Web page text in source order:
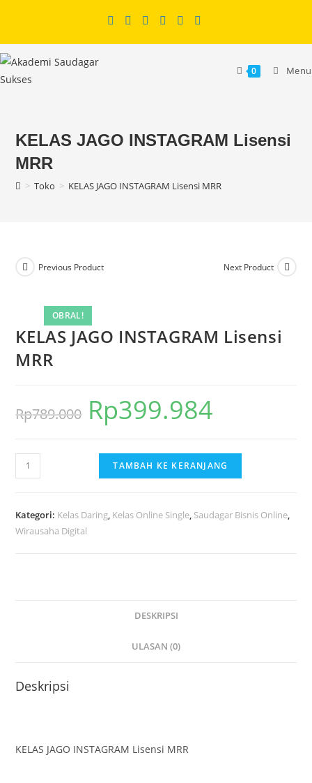
content
0 Menu
KELAS JAGO INSTAGRAM Lisensi
MRR
> Toko > KELAS JAGO INSTAGRAM Lisensi MRR
OBRAL!
Previous Product Next Product
KELAS JAGO INSTAGRAM Lisensi
MRR
Rp789.000
Harga
aslinya
adalah:
Rp789.000.
Rp399.984
ini
adalah:
Kuantitas
KELAS
INSTAGRAM
Lisensi
TAMBAH KE KERANJANG
Kategori: Kelas Daring Kelas Online Single Saudagar Bisnis Online
Wirausaha Digital
DESKRIPSI
ULASAN (0)
Deskripsi
KELAS JAGO INSTAGRAM Lisensi MRR